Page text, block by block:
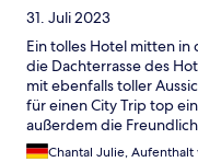
31. Juli 2023
Ein tolles Hotel mitten
die Dachterrasse des
mit ebenfalls toller
für einen City Trip top
außerdem die
Personals! Top
Chantal Julie, Aufenthalt